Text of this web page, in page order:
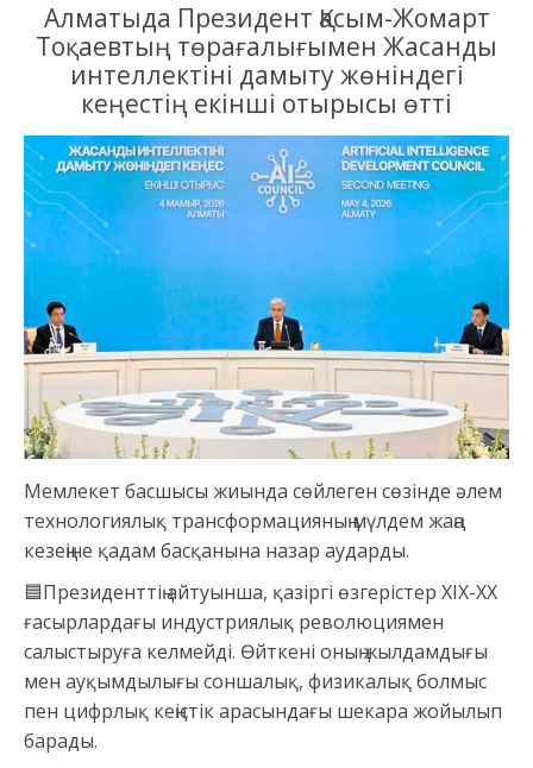
Алматыда Президент Қасым-Жомарт
Тоқаевтың төрағалығымен Жасанды
интеллектіні дамыту жөніндегі
кеңестің екінші отырысы өтті
Мемлекет басшысы жиында сөйлеген сөзінде әлем
технологиялық трансформацияның мүлдем жаңа
кезеңіне қадам басқанына назар аударды.
🟦Президенттің айтуынша, қазіргі өзгерістер XIX-XX
ғасырлардағы индустриялық революциямен
салыстыруға келмейді. Өйткені оның жылдамдығы
мен ауқымдылығы соншалық, физикалық болмыс
пен цифрлық кеңістік арасындағы шекара жойылып
барады.